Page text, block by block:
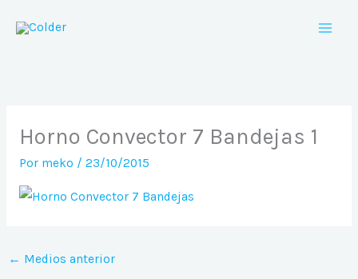
Horno Convector 7 Bandejas 1
Por meko / 23/10/2015
← Medios anterior